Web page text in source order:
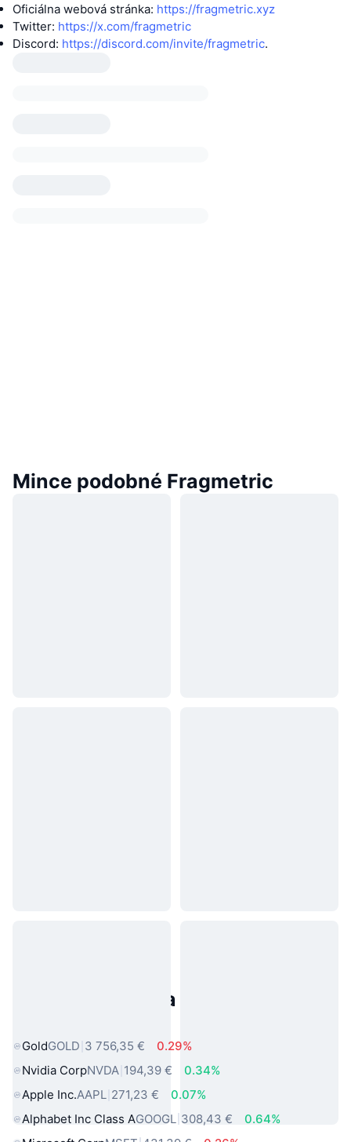
Oficiálna webová stránka: https://fragmetric.xyz
Twitter: https://x.com/fragmetric
Discord: https://discord.com/invite/fragmetric.
Mince podobné Fragmetric
Populárne aktíva z reálneho
GoldGOLD 3 756,35 €
0.29%
Nvidia CorpNVDA 194,39 €
0.34%
Apple Inc.AAPL 271,23 €
0.07%
Alphabet Inc Class AGOOGL 308,43 €
0.64%